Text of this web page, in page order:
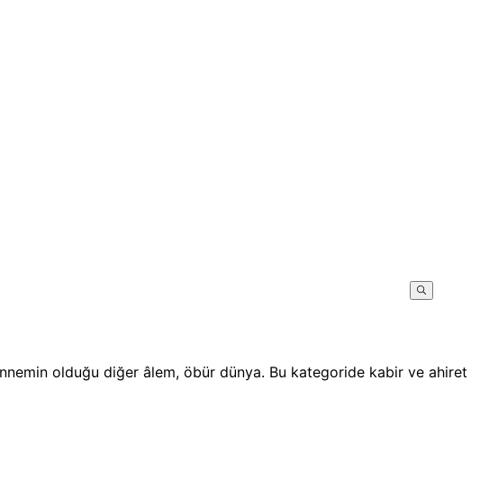
olduğu diğer âlem, öbür dünya. Bu kategoride kabir ve ahiret